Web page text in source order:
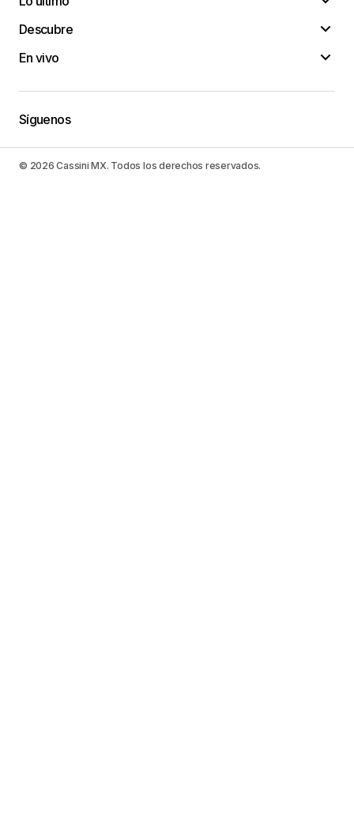
Descubre
En vivo
Síguenos
© 2026 Cassini MX. Todos los derechos reservados.